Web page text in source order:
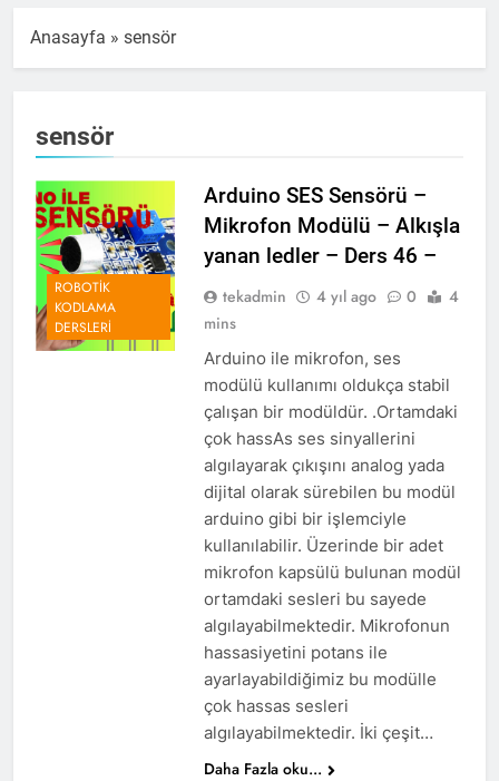
Anasayfa » sensör
sensör
ROBOTIK
KODLAMA
DERSLERI
Arduino SES Sensörü –
Mikrofon Modülü – Alkışla
yanan ledler – Ders 46 –
tekadmin 4 yıl ago 0
4
mins
Arduino ile mikrofon, ses
modülü kullanımı oldukça stabil
çalışan bir modüldür. .Ortamdaki
çok hassAs ses sinyallerini
algılayarak çıkışını analog yada
dijital olarak sürebilen bu modül
arduino gibi bir işlemciyle
kullanılabilir. Üzerinde bir adet
mikrofon kapsülü bulunan modül
ortamdaki sesleri bu sayede
algılayabilmektedir. Mikrofonun
hassasiyetini potans ile
ayarlayabildiğimiz bu modülle
çok hassas sesleri
algılayabilmektedir. İki çeşit…
Daha Fazla oku...